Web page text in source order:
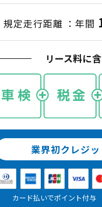
規定走行距離 ：年間
リース料に
業界初クレジ
カード払いでポイント付与